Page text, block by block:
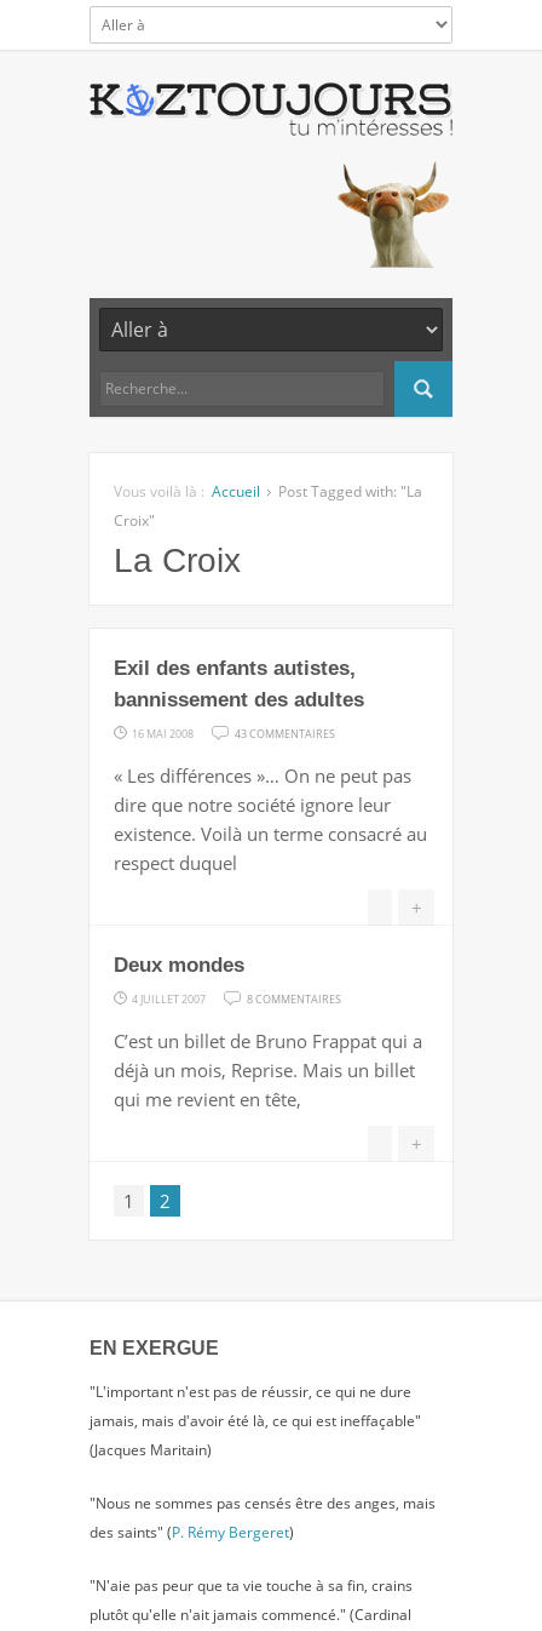
Vous voilà là : Accueil
Post Tagged with: "La
Croix"
La Croix
Exil des enfants autistes,
bannissement des adultes
16 MAI 2008 43 COMMENTAIRES
DES
ENFANTS
AUTISTES,
« Les différences »… On ne peut pas
dire que notre société ignore leur
existence. Voilà un terme consacré au
respect duquel
+
Deux mondes
4 JUILLET 2007 8 COMMENTAIRES
MONDES
C’est un billet de Bruno Frappat qui a
déjà un mois, Reprise. Mais un billet
qui me revient en tête,
+
1 2
EN EXERGUE
"L'important n'est pas de réussir, ce qui ne dure
jamais, mais d'avoir été là, ce qui est ineffaçable"
(Jacques Maritain)
"Nous ne sommes pas censés être des anges, mais
des saints" (P. Rémy Bergeret)
"N'aie pas peur que ta vie touche à sa fin, crains
plutôt qu'elle n'ait jamais commencé." (Cardinal